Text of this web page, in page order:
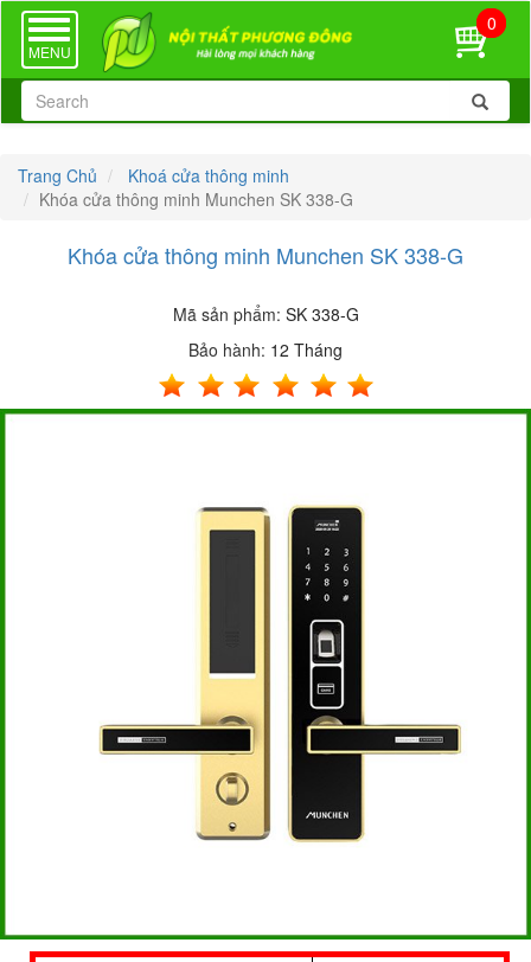
TOGGLE
NAVIGATION
MENU
0
Trang Chủ
Khoá cửa thông minh
Khóa cửa thông minh Munchen SK 338-G
Khóa cửa thông minh Munchen SK 338-G
Mã sản phẩm: SK 338-G
Bảo hành: 12 Tháng